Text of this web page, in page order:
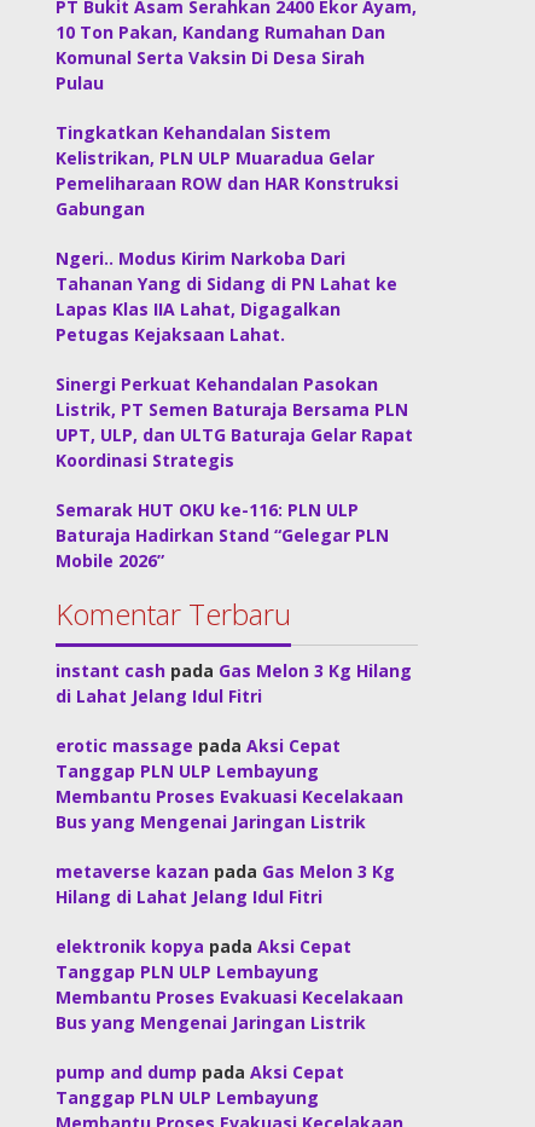
PT Bukit Asam Serahkan 2400 Ekor Ayam,
10 Ton Pakan, Kandang Rumahan Dan
Komunal Serta Vaksin Di Desa Sirah
Pulau
Tingkatkan Kehandalan Sistem
Kelistrikan, PLN ULP Muaradua Gelar
Pemeliharaan ROW dan HAR Konstruksi
Gabungan
Ngeri.. Modus Kirim Narkoba Dari
Tahanan Yang di Sidang di PN Lahat ke
Lapas Klas IIA Lahat, Digagalkan
Petugas Kejaksaan Lahat.
Sinergi Perkuat Kehandalan Pasokan
Listrik, PT Semen Baturaja Bersama PLN
UPT, ULP, dan ULTG Baturaja Gelar Rapat
Koordinasi Strategis
Semarak HUT OKU ke-116: PLN ULP
Baturaja Hadirkan Stand “Gelegar PLN
Mobile 2026”
Komentar Terbaru
instant cash pada Gas Melon 3 Kg Hilang
di Lahat Jelang Idul Fitri
erotic massage padaAksi Cepat
Tanggap PLN ULP Lembayung
Membantu Proses Evakuasi Kecelakaan
Bus yang Mengenai Jaringan Listrik
metaverse kazan pada Gas Melon 3 Kg
Hilang di Lahat Jelang Idul Fitri
elektronik kopya padaAksi Cepat
Tanggap PLN ULP Lembayung
Membantu Proses Evakuasi Kecelakaan
Bus yang Mengenai Jaringan Listrik
pump and dump padaAksi Cepat
Tanggap PLN ULP Lembayung